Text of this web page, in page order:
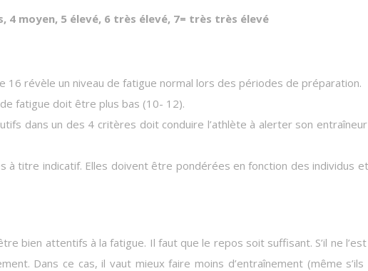
4 moyen, 5 élevé, 6 très élevé, 7= très très élevé
16 révèle un niveau de fatigue normal lors des périodes de préparation.
fatigue doit être plus bas (10- 12).
dans un des 4 critères doit conduire l’athlète à alerter son
à titre indicatif. Elles doivent être pondérées en fonction des individus
bien attentifs à la fatigue. Il faut que le repos soit suffisant. S’il ne
Dans ce cas, il vaut mieux faire moins d’entraînement (même